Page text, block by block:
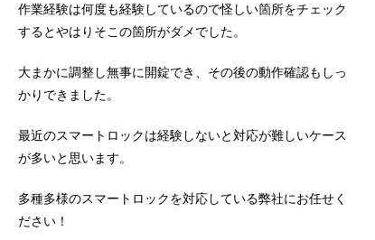
作業経験は何度も経験しているので怪しい箇所をチェック
するとやはりそこの箇所がダメでした。
大まかに調整し無事に開錠でき、その後の動作確認もしっ
かりできました。
最近のスマートロックは経験しないと対応が難しいケース
が多いと思います。
多種多様のスマートロックを対応している弊社にお任せく
ださい！